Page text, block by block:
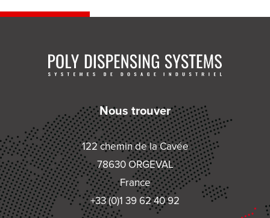
Nous trouver
122 chemin de la Cavée
78630 ORGEVAL
France
+33 (0)1 39 62 40 92